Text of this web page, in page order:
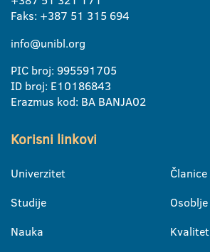
Faks: +387 51 315 694
info@unibl.org
PIC broj: 995591705
ID broj: E10186843
Erazmus kod: BA BANJA02
Korisni linkovi
Univerzitet
Studije
Nauka
Članice
Osoblje
Kvalitet